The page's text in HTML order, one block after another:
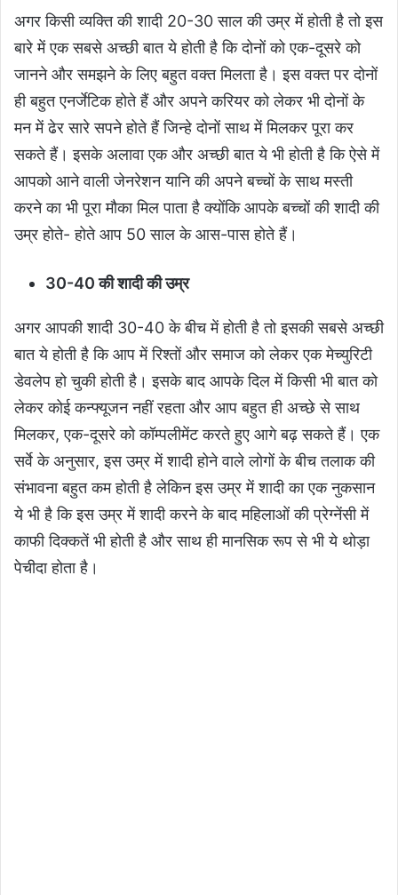
अगर किसी व्यक्ति की शादी 20-30 साल की उम्र में होती है तो इस
बारे में एक सबसे अच्छी बात ये होती है कि दोनों को एक-दूसरे को
जानने और समझने के लिए बहुत वक्त मिलता है। इस वक्त पर दोनों
ही बहुत एनर्जेटिक होते हैं और अपने करियर को लेकर भी दोनों के
मन में ढेर सारे सपने होते हैं जिन्हे दोनों साथ में मिलकर पूरा कर
सकते हैं। इसके अलावा एक और अच्छी बात ये भी होती है कि ऐसे में
आपको आने वाली जेनरेशन यानि की अपने बच्चों के साथ मस्ती
करने का भी पूरा मौका मिल पाता है क्योंकि आपके बच्चों की शादी की
उम्र होते- होते आप 50 साल के आस-पास होते हैं।
30-40की शादी की उम्र
अगर आपकी शादी 30-40 के बीच में होती है तो इसकी सबसे अच्छी
बात ये होती है कि आप में रिश्तों और समाज को लेकर एक मेच्युरिटी
डेवलेप हो चुकी होती है। इसके बाद आपके दिल में किसी भी बात को
लेकर कोई कन्फ्यूजन नहीं रहता और आप बहुत ही अच्छे से साथ
मिलकर, एक-दूसरे को कॉम्पलीमेंट करते हुए आगे बढ़ सकते हैं। एक
सर्वे के अनुसार, इस उम्र में शादी होने वाले लोगों के बीच तलाक की
संभावना बहुत कम होती है लेकिन इस उम्र में शादी का एक नुकसान
ये भी है कि इस उम्र में शादी करने के बाद महिलाओं की प्रेग्नेंसी में
काफी दिक्कतें भी होती है और साथ ही मानसिक रूप से भी ये थोड़ा
पेचीदा होता है।